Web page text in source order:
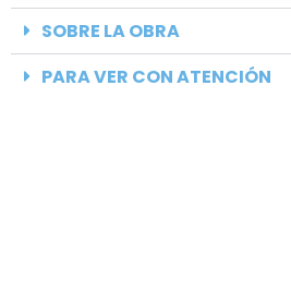
SOBRE LA OBRA
PARA VER CON ATENCIÓN